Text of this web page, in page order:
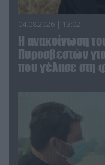
04.08.2026 | 13:02
Η ανακοίνωση
Πυροσβεστών
που γέλασε στη